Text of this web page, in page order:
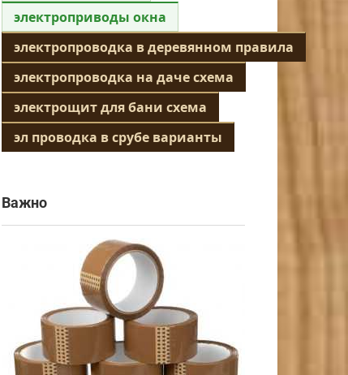
электроприводы окна
электропроводка в деревянном правила
электропроводка на даче схема
электрощит для бани схема
эл проводка в срубе варианты
Важно